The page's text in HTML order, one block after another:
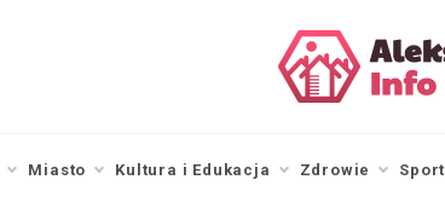
Miasto Kultura i Edukacja Zdrowie Sport